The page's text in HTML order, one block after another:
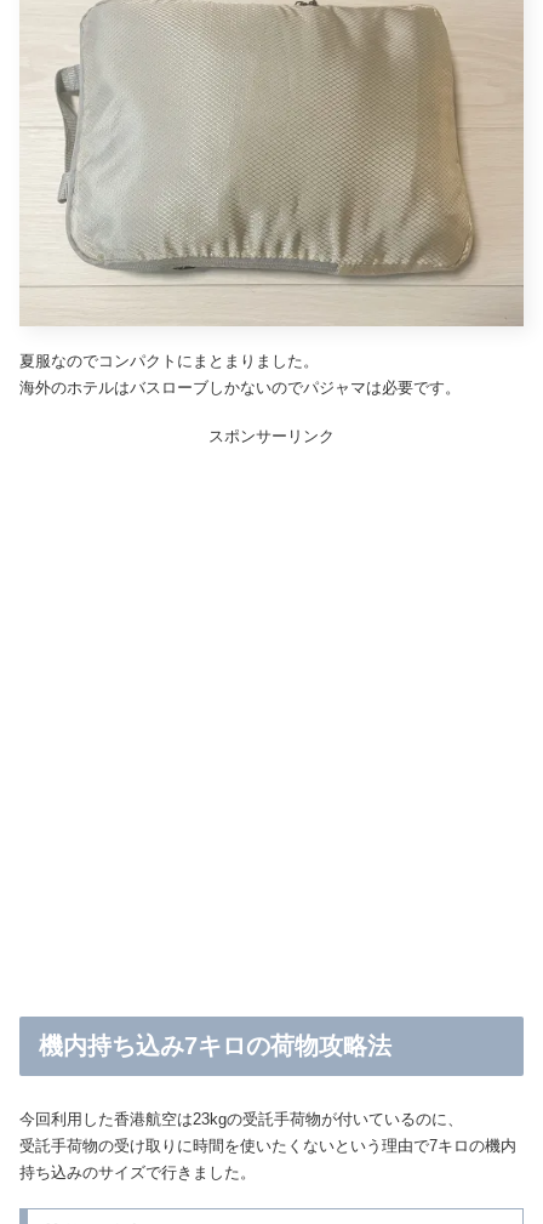
夏服なのでコンパクトにまとまりました。
海外のホテルはバスローブしかないのでパジャマは必要です。
スポンサーリンク
機内持ち込み7キロの荷物攻略法
今回利用した香港航空は23kgの受託手荷物が付いているのに、
受託手荷物の受け取りに時間を使いたくないという理由で7キロの機内
持ち込みのサイズで行きました。